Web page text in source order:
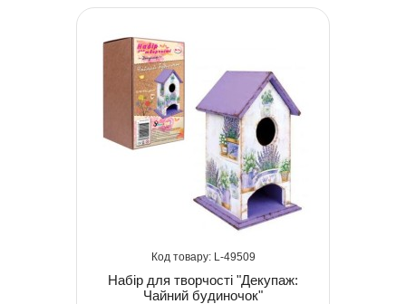
49509
Набір для творчості "Декупаж:
Чайний будиночок"